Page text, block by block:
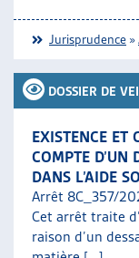
Jurisprudence »
DOSSIER DE
EXISTENCE ET
COMPTE D’UN
DANS L’AIDE
Arrêt 8C_357/
Cet arrêt traite
raison d’un